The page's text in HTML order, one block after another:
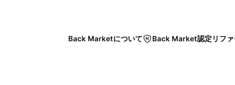
Back Marketについて Back Market認定リファ